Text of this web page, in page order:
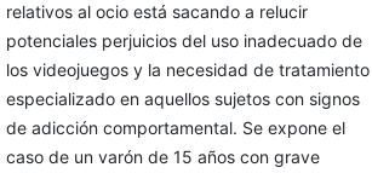
relativos al ocio está sacando a relucir
potenciales perjuicios del uso inadecuado de
los videojuegos y la necesidad de tratamiento
especializado en aquellos sujetos con signos
de adicción comportamental. Se expone el
caso de un varón de 15 años con grave